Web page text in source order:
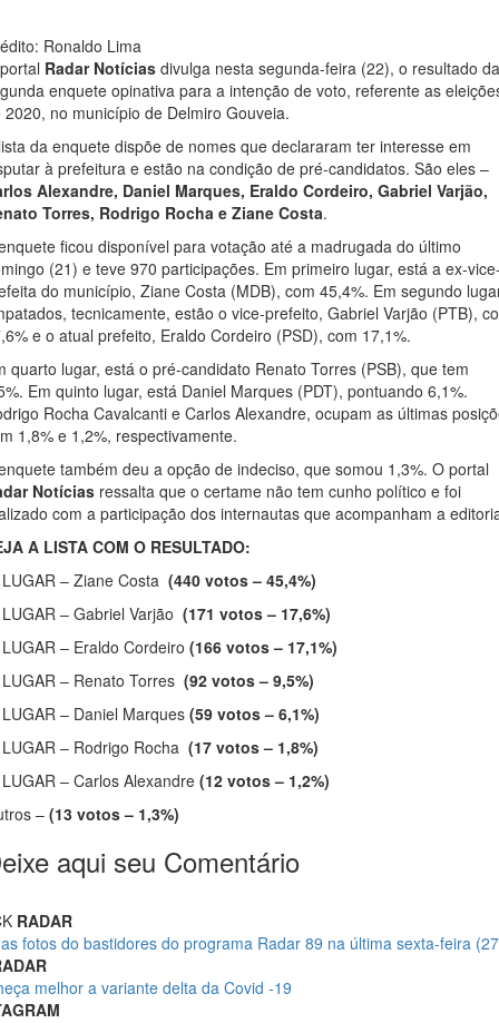
Ronaldo Lima
Radar Notícias divulga nesta segunda-feira (22), o resultado da
enquete opinativa para a intenção de voto, referente as
2020, no município de Delmiro Gouveia.
da enquete dispõe de nomes que declararam ter interesse em
à prefeitura e estão na condição de pré-candidatos. São eles –
Alexandre, Daniel Marques, Eraldo Cordeiro, Gabriel Varjão,
Torres, Rodrigo Rocha e Ziane Costa.
ficou disponível para votação até a madrugada do último
(21) e teve 970 participações. Em primeiro lugar, está a ex-
do município, Ziane Costa (MDB), com 45,4%. Em segundo
tecnicamente, estão o vice-prefeito, Gabriel Varjão (PTB),
e o atual prefeito, Eraldo Cordeiro (PSD), com 17,1%.
quarto lugar, está o pré-candidato Renato Torres (PSB), que tem
Em quinto lugar, está Daniel Marques (PDT), pontuando 6,1%.
Rocha Cavalcanti e Carlos Alexandre, ocupam as últimas
1,8% e 1,2%, respectivamente.
também deu a opção de indeciso, que somou 1,3%. O portal
Notícias ressalta que o certame não tem cunho político e foi
com a participação dos internautas que acompanham a
A LISTA COM O RESULTADO:
LUGAR – Ziane Costa (440 votos – 45,4%)
LUGAR – Gabriel Varjão (171 votos – 17,6%)
LUGAR – Eraldo Cordeiro (166 votos – 17,1%)
LUGAR – Renato Torres (92 votos – 9,5%)
LUGAR – Daniel Marques (59 votos – 6,1%)
LUGAR – Rodrigo Rocha (17 votos – 1,8%)
LUGAR – Carlos Alexandre (12 votos – 1,2%)
– (13 votos – 1,3%)
aqui seu Comentário
RADAR
fotos do bastidores do programa Radar 89 na última sexta-feira
melhor a variante delta da Covid -19